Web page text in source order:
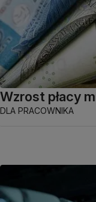
Wzrost płacy
DLA PRACOWNIKA